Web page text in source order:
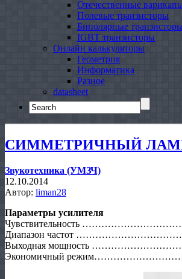
Отечественные
Полевые транзисторы
Биполярные
IGBT транзисторы
Онлайн калькуляторы
Геометрия
Информатика
Разное
datasheet
Search
for:
СИММЕТРИЧНЫЙ
Звукотехника (УМЗЧ)
12.10.2014
Автор: liman28
Параметры усилителя
Чувствительность
Диапазон частот
Выходная мощность
Экономичный